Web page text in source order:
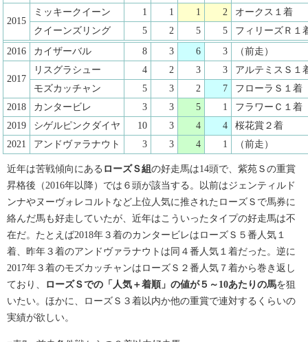
2015
ミッキークイーン 1 1 1 2
オークス１着
クイーンズリング
5 2 5 5
フィリーズＲ１
2016
カイザーバル 8 3 6 3 （前走）
2017
リスグラシュー 4 2 3 3
アルテミスＳ１
モズカッチャン
5 3 2 7
フローラＳ１着
2018
カンタービレ 3 3 5 1
フラワーＣ１着
2019
シゲルピンクダイヤ 10 3 4 4
桜花賞２着
2021
アンドヴァラナウト 3 3 4 1 （前走）
近年は苦戦傾向にある ローズＳ組 の好走馬は14頭で、紫苑Ｓの重賞
昇格後（2016年以降）では６頭が該当する。以前はジェンティルド
ンナやヌーヴォレコルトなど上位人気に推されたローズＳで馬券に
絡んだ馬も好走していたが、近年はこういったタイプの好走馬は不
在だ。たとえば2018年３着のカンタービレはローズＳ５番人気１
着、昨年３着のアンドヴァラナウトは同４番人気１着だった。逆に
2017年３着のモズカッチャンはローズＳ２番人気７着から巻き返し
ており、
ローズＳでの「人気＋着順」の値が５～10あたりの馬を狙
いたい。ほかに、ローズＳ３着以内か他の重賞で連対するくらいの
実績が欲しい。